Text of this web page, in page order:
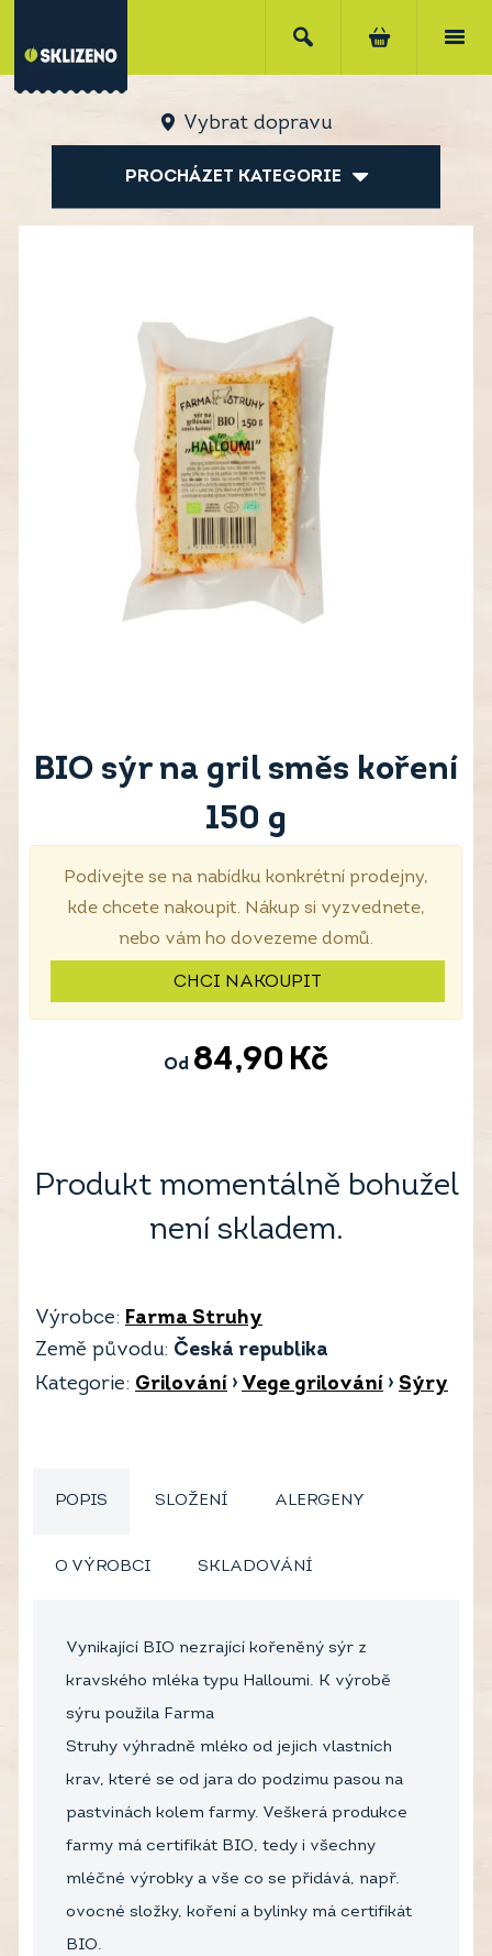
Vybrat dopravu
PROCHÁZET KATEGORIE
BIO sýr na gril směs koření
150 g
Podívejte se na nabídku konkrétní prodejny,
kde chcete nakoupit. Nákup si vyzvednete,
nebo vám ho dovezeme domů.
CHCI NAKOUPIT
Od 84,90 Kč
Produkt momentálně bohužel
není skladem.
Výrobce: Farma Struhy
Země původu: Česká republika
Kategorie: Grilování › Vege grilování › Sýry
POPIS SLOŽENÍ ALERGENY
O VÝROBCI SKLADOVÁNÍ
Vynikající BIO nezrající kořeněný sýr z
kravského mléka typu Halloumi. K výrobě
sýru použila Farma
Struhy výhradně mléko od jejich vlastních
krav, které se od jara do podzimu pasou na
pastvinách kolem farmy. Veškerá produkce
farmy má certifikát BIO, tedy i všechny
mléčné výrobky a vše co se přidává, např.
ovocné složky, koření a bylinky má certifikát
BIO.